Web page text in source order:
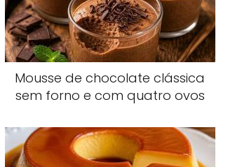
Mousse de chocolate clássica
sem forno e com quatro ovos